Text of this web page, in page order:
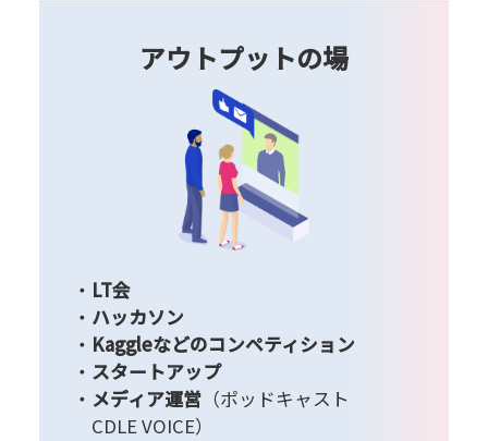
アウトプットの場
LT会
ハッカソン
Kaggleなどのコンペティション
スタートアップ
メディア運営（ポッドキャスト
CDLE VOICE）